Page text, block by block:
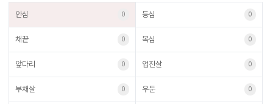
안심 0 등심 0
채끝 0 목심 0
앞다리 0 업진살 0
부채살 0 우둔 0